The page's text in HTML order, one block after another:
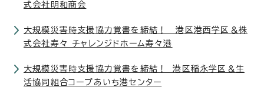
式会社明和商会
大規模災害時支援協力覚書を締結！ 港区港西学区＆株
式会社寿々 チャレンジドホーム寿々港
大規模災害時支援協力覚書を締結！ 港区稲永学区＆生
活協同組合コープあいち港センター